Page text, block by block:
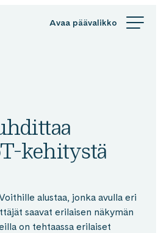
kehitystä
alustaa, jonka avulla eri
saavat erilaisen näkymän
on tehtaassa erilaiset